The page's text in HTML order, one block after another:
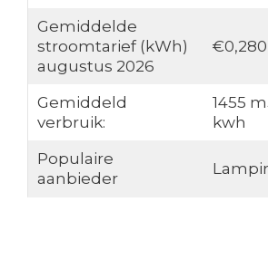
Gemiddelde
stroomtarief (kWh)
augustus 2026
€0,280
Gemiddeld
verbruik:
1455
kwh
Populaire
aanbieder